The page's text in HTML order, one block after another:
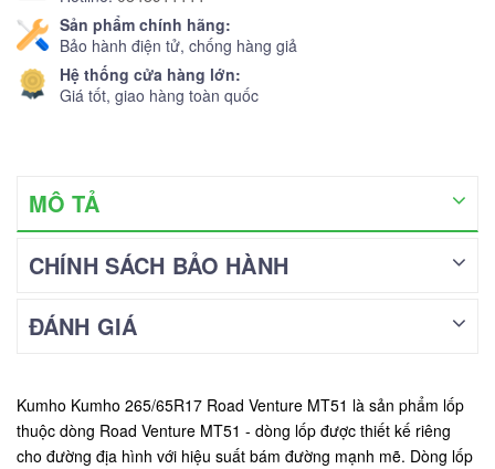
Sản phẩm chính hãng:
Bảo hành điện tử, chống hàng giả
Hệ thống cửa hàng lớn:
Giá tốt, giao hàng toàn quốc
MÔ TẢ
CHÍNH SÁCH BẢO HÀNH
ĐÁNH GIÁ
Kumho Kumho 265/65R17 Road Venture MT51 là sản phẩm lốp
thuộc dòng Road Venture MT51 - dòng lốp được thiết kế riêng
cho đường địa hình với hiệu suất bám đường mạnh mẽ. Dòng lốp